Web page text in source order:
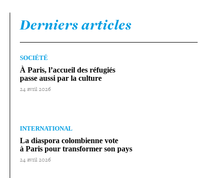
Derniers articles
SOCIÉTÉ
À Paris, l’accueil des réfugiés
passe aussi par la culture
24 avril 2026
INTERNATIONAL
La diaspora colom­bienne vote
à Paris pour trans­for­mer son pays
24 avril 2026